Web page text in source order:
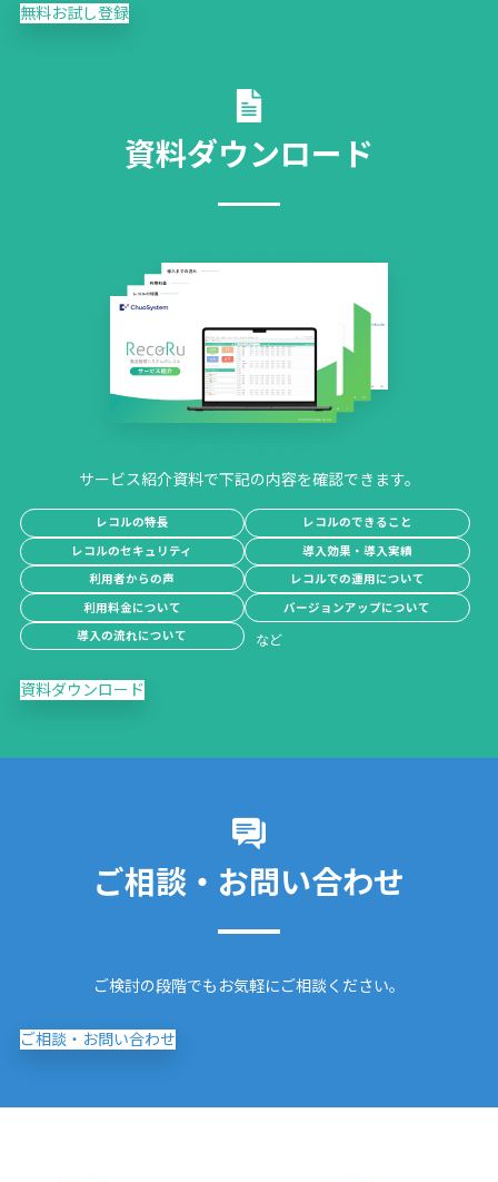
無料お試し登録
資料ダウンロード
サービス紹介資料で下記の内容を確認できます。
レコルの特長
レコルのできること
レコルのセキュリティ
導入効果・導入実績
利用者からの声
レコルでの運用について
利用料金について
バージョンアップについて
導入の流れについて
資料ダウンロード
ご相談・お問い合わせ
ご検討の段階でもお気軽にご相談ください。
ご相談・お問い合わせ